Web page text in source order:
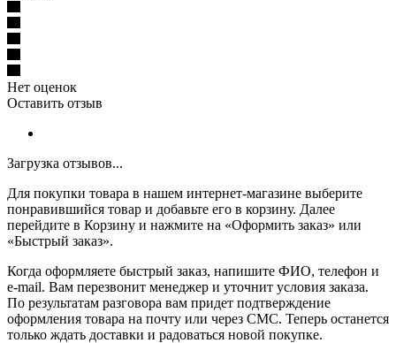
Нет оценок
Оставить отзыв
Загрузка отзывов...
Для покупки товара в нашем интернет-магазине выберите
понравившийся товар и добавьте его в корзину. Далее
перейдите в Корзину и нажмите на «Оформить заказ» или
«Быстрый заказ».
Когда оформляете быстрый заказ, напишите ФИО, телефон и
e-mail. Вам перезвонит менеджер и уточнит условия заказа.
По результатам разговора вам придет подтверждение
оформления товара на почту или через СМС. Теперь останется
только ждать доставки и радоваться новой покупке.